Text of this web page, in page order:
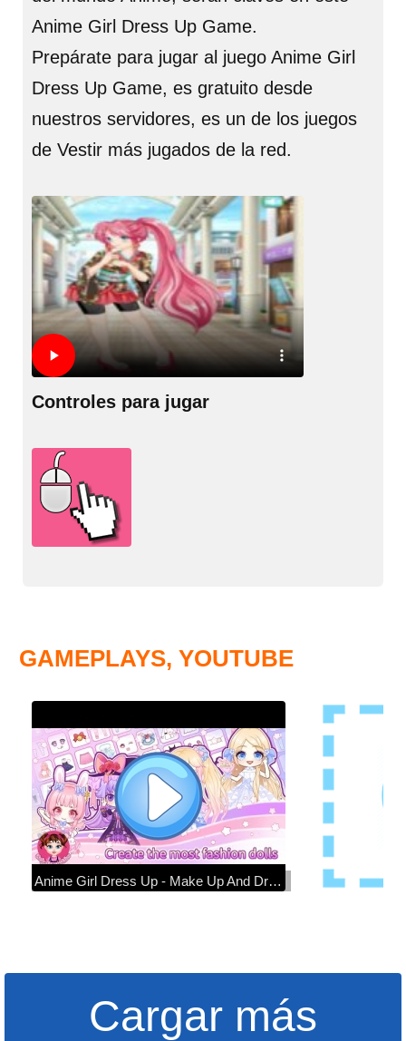
Anime Girl Dress Up Game.
Prepárate para jugar al juego Anime Girl
Dress Up Game, es gratuito desde
nuestros servidores, es un de los juegos
de Vestir más jugados de la red.
Controles para jugar
GAMEPLAYS, YOUTUBE
Anime Girl Dress Up - Make Up And Dress Up Games - Baby Games Videos
Cargar más